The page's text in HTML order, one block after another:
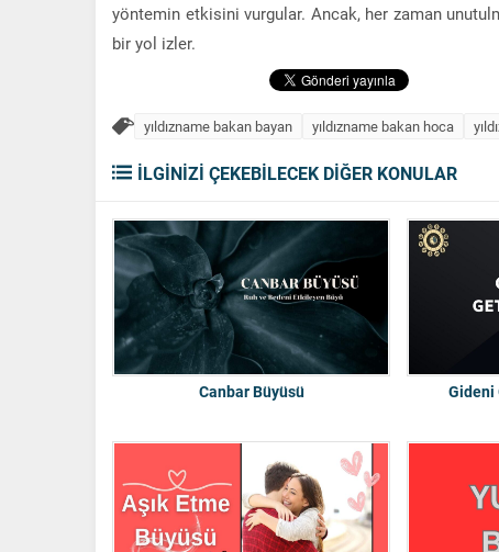
yöntemin etkisini vurgular. Ancak, her zaman
bir yol izler.
yıldızname bakan bayan yıldızname bakan hoca
İLGİNİZİ ÇEKEBİLECEK DİĞER KONULAR
Canbar Büyüsü Gideni